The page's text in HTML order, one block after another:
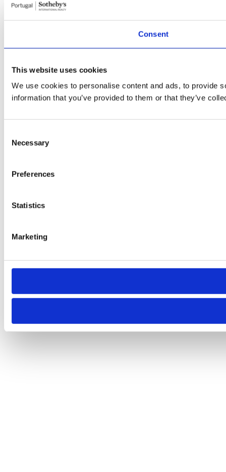
Consent
This website uses cookies
We use cookies to personalise content and ads, to provide
information that you’ve provided to them or that they’ve
Selection
Necessary
Preferences
Statistics
Marketing